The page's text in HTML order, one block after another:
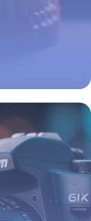
traitement